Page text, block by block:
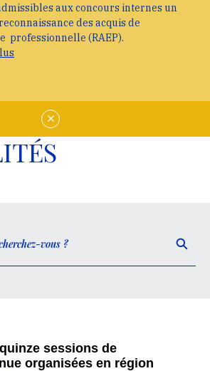
aux concours internes un
des acquis de
professionnelle (RAEP).
sessions de
organisées en région